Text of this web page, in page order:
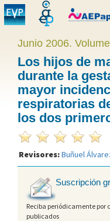
Junio 2006.
Los hijos de
durante la
mayor
respiratorias
los dos
Revisores:Buñuel
Suscripción
Reciba periódicamente por
publicados